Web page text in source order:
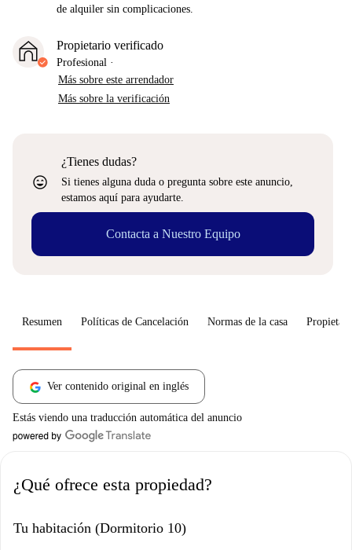
de alquiler sin complicaciones.
Propietario verificado
Profesional ·
Más sobre este arrendador
Más sobre la verificación
sentiment_very_satisfied
¿Tienes dudas?
Si tienes alguna duda o pregunta sobre este anuncio,
estamos aquí para ayudarte.
Contacta a Nuestro Equipo
Resumen Políticas de Cancelación Normas de la casa
Ver contenido original en inglés
Estás viendo una traducción automática del anuncio
¿Qué ofrece esta propiedad?
Tu habitación (Dormitorio 10)